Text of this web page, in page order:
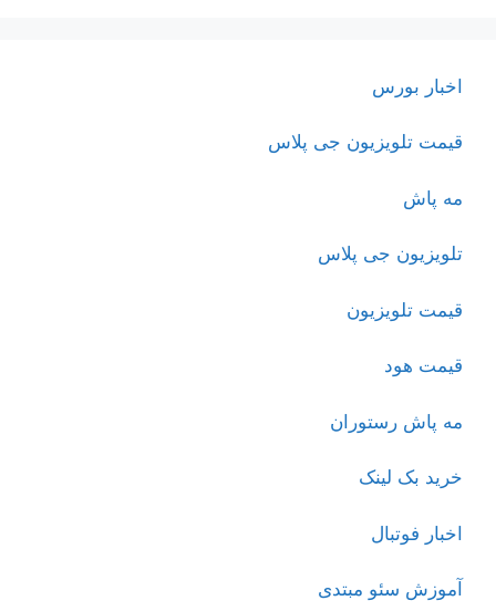
اخبار بورس
قیمت تلویزیون جی پلاس
مه پاش
تلویزیون جی پلاس
قیمت تلویزیون
قیمت هود
مه پاش رستوران
خرید بک لینک
اخبار فوتبال
آموزش سئو مبتدی